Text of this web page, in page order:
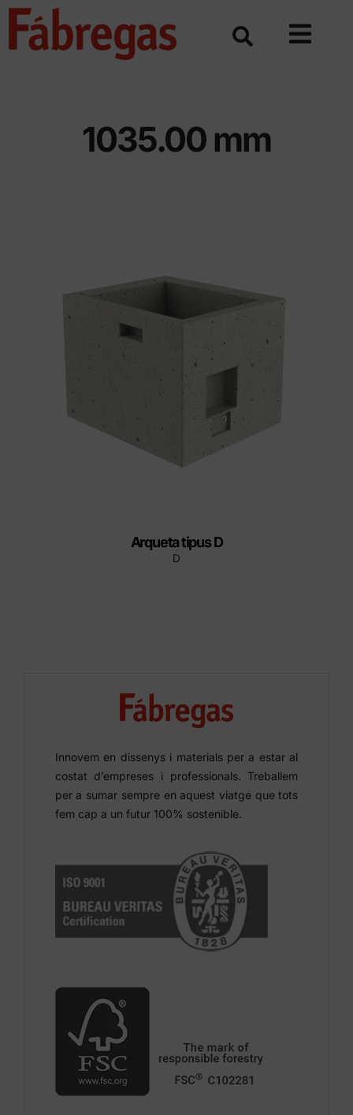
Skip
1035.00 mm
Arqueta tipus D
D
Innovem en dissenys i materials per a estar al
costat d’empreses i professionals. Treballem
per a sumar sempre en aquest viatge que tots
fem cap a un futur 100% sostenible.